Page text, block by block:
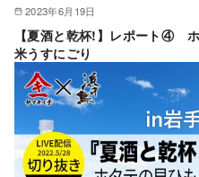
2023年6月19日
【夏酒と乾杯!】レポート④
米うすにごり